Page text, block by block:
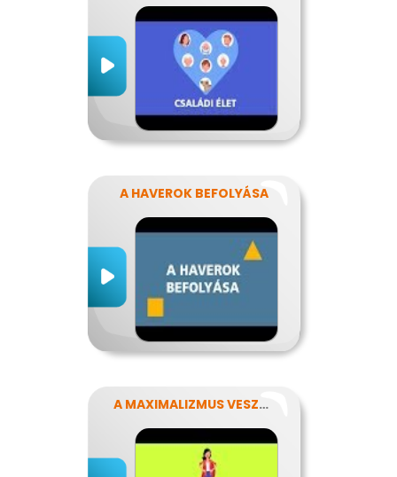
A HAVEROK BEFOLYÁSA
A MAXIMALIZMUS VESZÉLYEI